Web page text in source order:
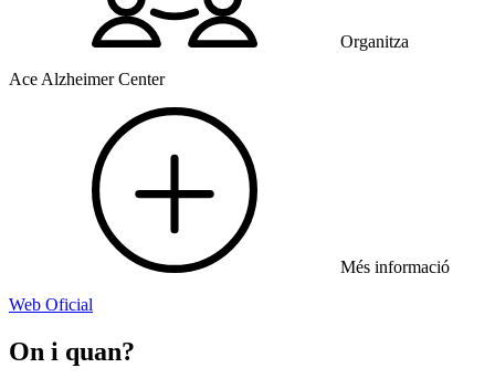
Organitza
Ace Alzheimer Center
Més informació
Web Oficial
On i quan?